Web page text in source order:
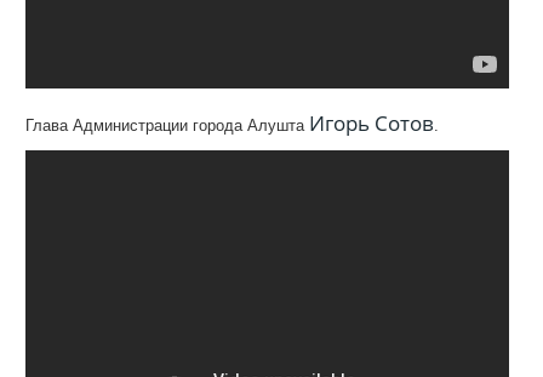
Глава Администрации города Алушта Игорь Сотов.